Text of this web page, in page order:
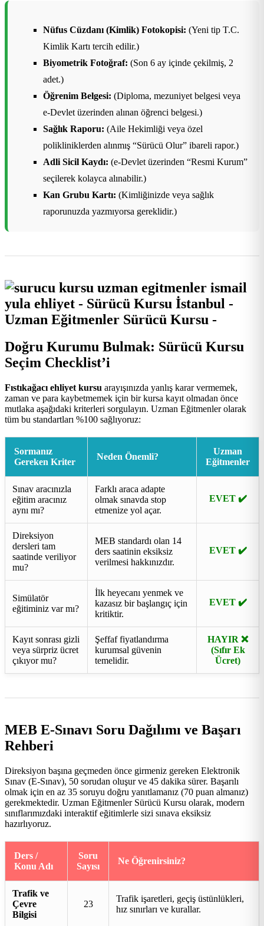
Nüfus Cüzdanı (Kimlik) Fotokopisi: (Yeni tip T.C.
Kimlik Kartı tercih edilir.)
Biyometrik Fotoğraf: (Son 6 ay içinde çekilmiş, 2
adet.)
Öğrenim Belgesi: (Diploma, mezuniyet belgesi veya
e-Devlet üzerinden alınan öğrenci belgesi.)
Sağlık Raporu: (Aile Hekimliği veya özel
polikliniklerden alınmış “Sürücü Olur” ibareli rapor.)
Adli Sicil Kaydı: (e-Devlet üzerinden “Resmi Kurum”
seçilerek kolayca alınabilir.)
Kan Grubu Kartı: (Kimliğinizde veya sağlık
raporunuzda yazmıyorsa gereklidir.)
Doğru Kurumu Bulmak: Sürücü Kursu
Seçim Checklist’i
Fıstıkağacı ehliyet kursu arayışınızda yanlış karar vermemek,
zaman ve para kaybetmemek için bir kursa kayıt olmadan önce
mutlaka aşağıdaki kriterleri sorgulayın. Uzman Eğitmenler olarak
tüm bu standartları %100 sağlıyoruz:
Sormanız
Gereken Kriter
Neden Önemli?
Uzman
Eğitmenler
Sınav aracınızla
eğitim aracınız
aynı mı?
Farklı araca adapte
olmak sınavda stop
etmenize yol açar.
EVET ✔️
Direksiyon
dersleri tam
saatinde veriliyor
mu?
MEB standardı olan 14
ders saatinin eksiksiz
verilmesi hakkınızdır.
EVET ✔️
Simülatör
eğitiminiz var mı?
İlk heyecanı yenmek ve
kazasız bir başlangıç için
kritiktir.
EVET ✔️
Kayıt sonrası gizli
veya sürpriz ücret
çıkıyor mu?
Şeffaf fiyatlandırma
kurumsal güvenin
temelidir.
HAYIR ❌
(Sıfır Ek
Ücret)
MEB E-Sınavı Soru Dağılımı ve Başarı
Rehberi
Direksiyon başına geçmeden önce girmeniz gereken Elektronik
Sınav (E-Sınav), 50 sorudan oluşur ve 45 dakika sürer. Başarılı
olmak için en az 35 soruyu doğru yanıtlamanız (70 puan almanız)
gerekmektedir. Uzman Eğitmenler Sürücü Kursu olarak, modern
sınıflarımızdaki interaktif eğitimlerle sizi sınava eksiksiz
hazırlıyoruz.
Ders /
Konu Adı
Soru
Sayısı
Ne Öğrenirsiniz?
Trafik ve
Çevre
Bilgisi
23
Trafik işaretleri, geçiş üstünlükleri,
hız sınırları ve kurallar.